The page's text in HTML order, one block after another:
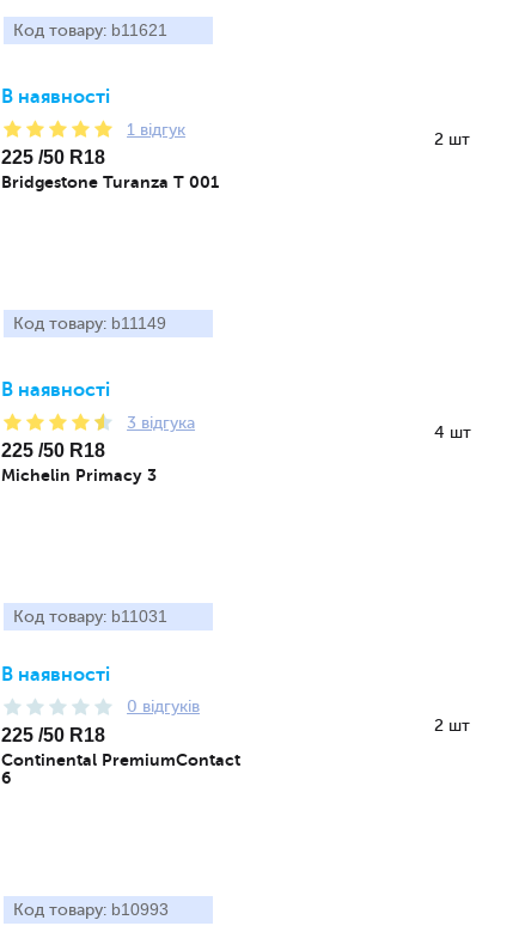
Код товару: b11621
В наявності
1 відгук
225 /50 R18
Bridgestone Turanza T 001
2 шт
Код товару: b11149
В наявності
3 відгука
225 /50 R18
Michelin Primacy 3
4 шт
Код товару: b11031
В наявності
0 відгуків
225 /50 R18
Continental PremiumContact
6
2 шт
Код товару: b10993